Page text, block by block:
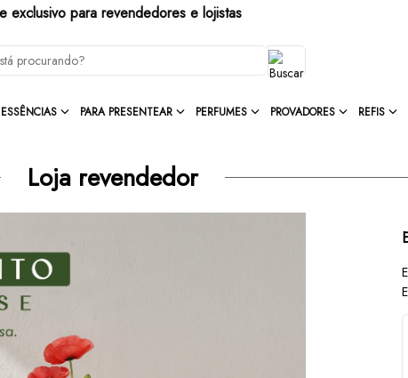
exclusivo para revendedores e lojistas
ESSÊNCIAS PARA PRESENTEAR PERFUMES PROVADORES REFIS
Loja revendedor